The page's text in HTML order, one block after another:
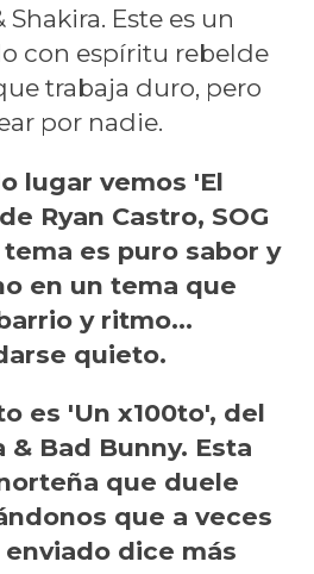
Este es un
con espíritu rebelde
trabaja duro, pero
por nadie.
lugar vemos 'El
Ryan Castro, SOG
es puro sabor y
en un tema que
y ritmo…
quieto.
es 'Un x100to', del
& Bad Bunny. Esta
que duele
que a veces
dice más